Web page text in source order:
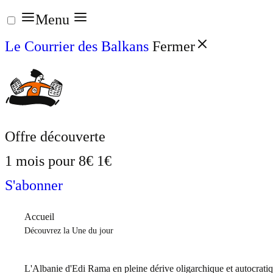
Aller
au
contenu
Menu
Le Courrier des Balkans Fermer
Offre découverte
1 mois pour 8€ 1€
S'abonner
Accueil
Découvrez la Une du jour
L'Albanie d'Edi Rama en pleine dérive oligarchique et